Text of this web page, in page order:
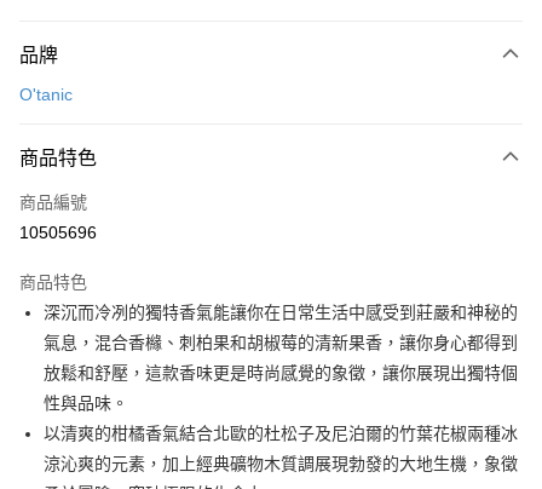
信用卡一次付款
Apple Pay
街口支付
Google Pay
全盈+PAY
大哥付你分期
相關說明
【大哥付你分期使用說明】
1.本服務由台灣大哥大提供，台灣大哥大用戶可立即使用無須另外申請。
2.付款方式選擇「大哥付你分期」，訂單成立後會自動跳轉到大哥付的交易
AFTEE先享後付
品牌
O'tanic
商品特色
商品編號
10505696
商品特色
深沉而冷冽的獨特香氣能讓你在日常生活中感受到莊嚴和神秘的
氣息，混合香櫞、刺柏果和胡椒莓的清新果香，讓你身心都得到
放鬆和舒壓，這款香味更是時尚感覺的象徵，讓你展現出獨特個
性與品味。
以清爽的柑橘香氣結合北歐的杜松子及尼泊爾的竹葉花椒兩種冰
涼沁爽的元素，加上經典礦物木質調展現勃發的大地生機，象徵